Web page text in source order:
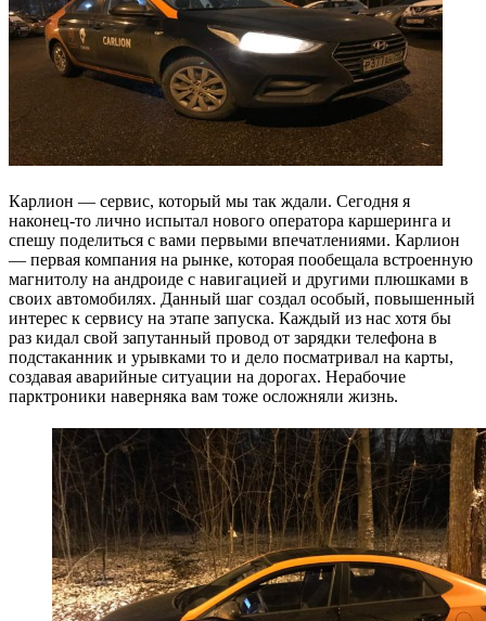
Карлион — сервис, который мы так ждали. Сегодня я
наконец-то лично испытал нового оператора каршеринга и
спешу поделиться с вами первыми впечатлениями. Карлион
— первая компания на рынке, которая пообещала встроенную
магнитолу на андроиде с навигацией и другими плюшками в
своих автомобилях. Данный шаг создал особый, повышенный
интерес к сервису на этапе запуска. Каждый из нас хотя бы
раз кидал свой запутанный провод от зарядки телефона в
подстаканник и урывками то и дело посматривал на карты,
создавая аварийные ситуации на дорогах. Нерабочие
парктроники наверняка вам тоже осложняли жизнь.